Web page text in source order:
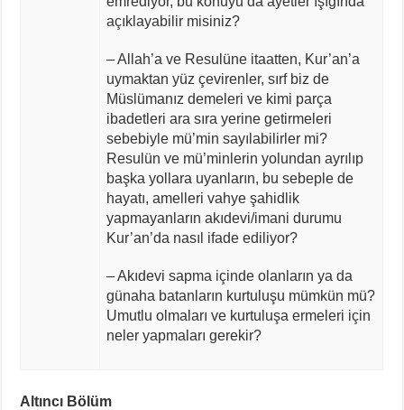
açıklayabilir misiniz?
– Allah’a ve Resulüne itaatten, Kur’an’a
uymaktan yüz çevirenler, sırf biz de
Müslümanız demeleri ve kimi parça
ibadetleri ara sıra yerine getirmeleri
sebebiyle mü’min sayılabilirler mi?
Resulün ve mü’minlerin yolundan ayrılıp
başka yollara uyanların, bu sebeple de
hayatı, amelleri vahye şahidlik
yapmayanların akıdevi/imani durumu
Kur’an’da nasıl ifade ediliyor?
– Akıdevi sapma içinde olanların ya da
günaha batanların kurtuluşu mümkün mü?
Umutlu olmaları ve kurtuluşa ermeleri için
neler yapmaları gerekir?
Altıncı Bölüm